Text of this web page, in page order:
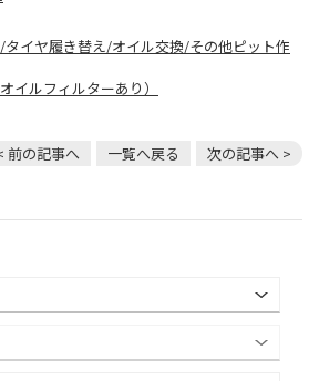
イヤ履き替え/オイル交換/その他ピット作
イルフィルターあり）
前の記事へ 一覧へ戻る 次の記事へ >